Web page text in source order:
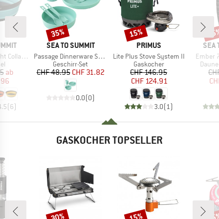
Bowl
Preis
ab
(6)
MARKE
SEA TO SUMMIT
Artikel
Passage Dinnerware Set 1 Person (7 Piece)
Produktgruppe
Geschirr-Set
Preis
CHF 48.95reduzierter Preis
CHF 31.82
0.0(0)
Rabatt
35%
MARKE
PRIMUS
Artikel
Lite Plus Stove System II
Produktgruppe
Gaskocher
Preis
CHF 146.95reduzierter Preis
CHF 124.91
3.0(1 )
Rabatt
15%
SEA
Artikel
Ember
GASKOCHER TOPSELLER
Rabatt Rabatt